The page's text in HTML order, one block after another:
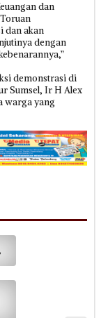
dan
dan akan
dengan
demonstrasi di
Sumsel, Ir H Alex
warga yang